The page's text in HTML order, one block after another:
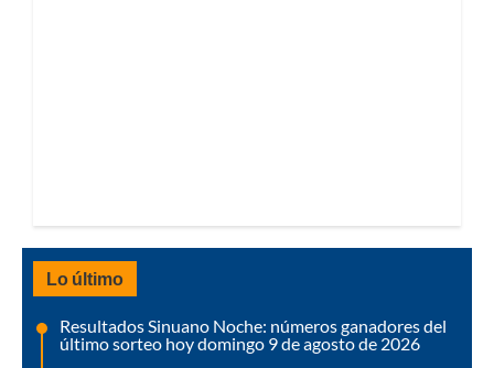
Lo último
Resultados Sinuano Noche: números ganadores del
último sorteo hoy domingo 9 de agosto de 2026